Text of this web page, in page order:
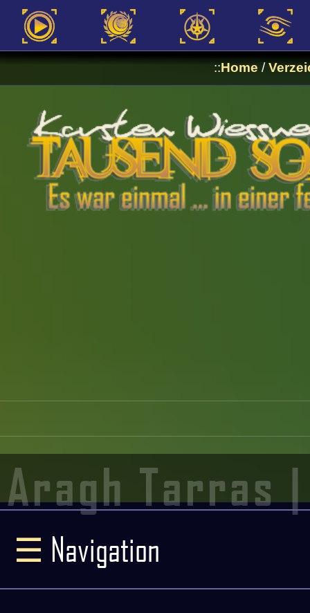
::Home /
Aragh Tarras |
☰ Navigation